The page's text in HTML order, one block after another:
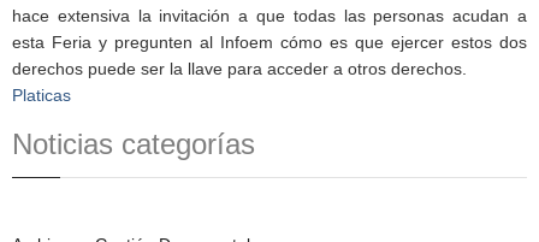
hace extensiva la invitación a que todas las personas acudan a
esta Feria y pregunten al Infoem cómo es que ejercer estos dos
derechos puede ser la llave para acceder a otros derechos.
Platicas
Noticias categorías